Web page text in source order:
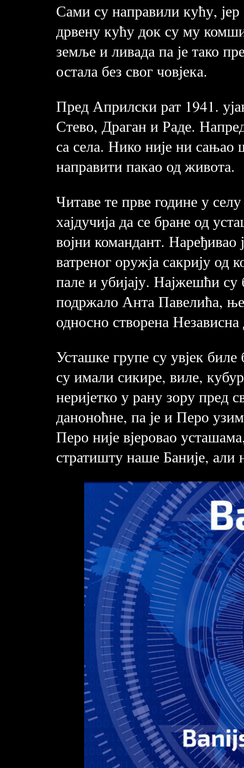
Сами су направили кућу,
дрвену кућу док су му
земље и ливада па је тако
остала без свог човјека.
Пред Априлски рат 1941.
Стево, Драган и Раде.
са села. Нико није ни сањао
направити пакао од живота.
Читаве те прве године у
хајдучија да се бране од
војни командант.
ватреног оружја сакрију од
пале и убијају. Најжешћи
подржало Анта Павелића,
односно створена
Усташке групе су увјек
су имали сикире, виле,
неријетко у рану зору пред
даноноћне, па је и Перо
Перо није вјеровао
стратишту наше Баније, али